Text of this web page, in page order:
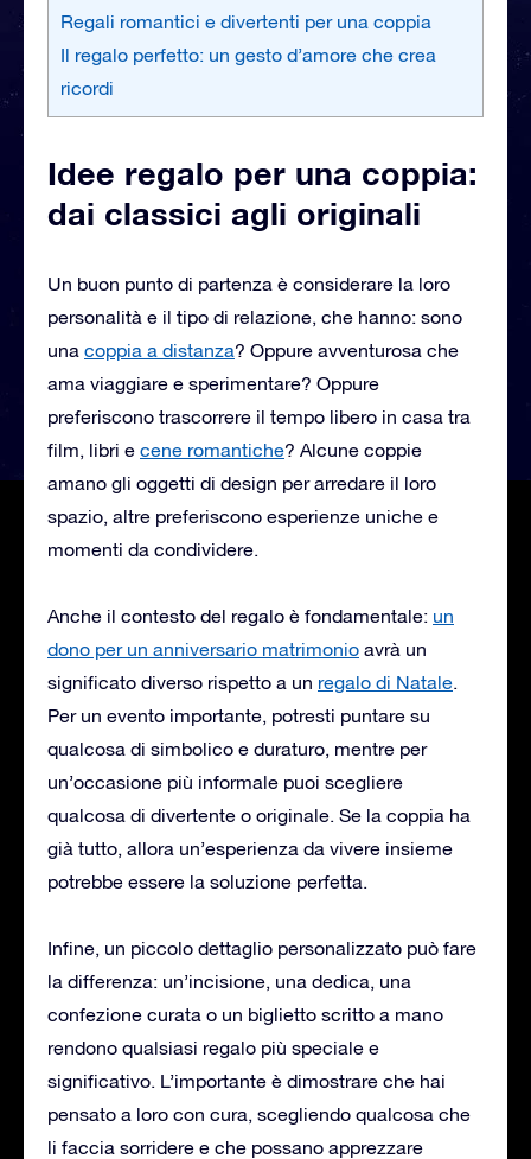
Regali romantici e divertenti per una coppia
Il regalo perfetto: un gesto d’amore che crea
ricordi
Idee regalo per una coppia:
dai classici agli originali
Un buon punto di partenza è considerare la loro
personalità e il tipo di relazione, che hanno: sono
una coppia a distanza? Oppure avventurosa che
ama viaggiare e sperimentare? Oppure
preferiscono trascorrere il tempo libero in casa tra
film, libri e cene romantiche? Alcune coppie
amano gli oggetti di design per arredare il loro
spazio, altre preferiscono esperienze uniche e
momenti da condividere.
Anche il contesto del regalo è fondamentale: un
dono per un anniversario matrimonio avrà un
significato diverso rispetto a un regalo di Natale.
Per un evento importante, potresti puntare su
qualcosa di simbolico e duraturo, mentre per
un’occasione più informale puoi scegliere
qualcosa di divertente o originale. Se la coppia ha
già tutto, allora un’esperienza da vivere insieme
potrebbe essere la soluzione perfetta.
Infine, un piccolo dettaglio personalizzato può fare
la differenza: un’incisione, una dedica, una
confezione curata o un biglietto scritto a mano
rendono qualsiasi regalo più speciale e
significativo. L’importante è dimostrare che hai
pensato a loro con cura, scegliendo qualcosa che
li faccia sorridere e che possano apprezzare